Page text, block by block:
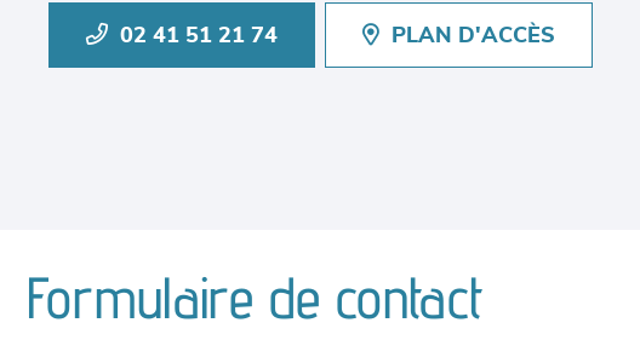
02 41 51 21 74 PLAN D'ACCÈS
Formulaire de contact